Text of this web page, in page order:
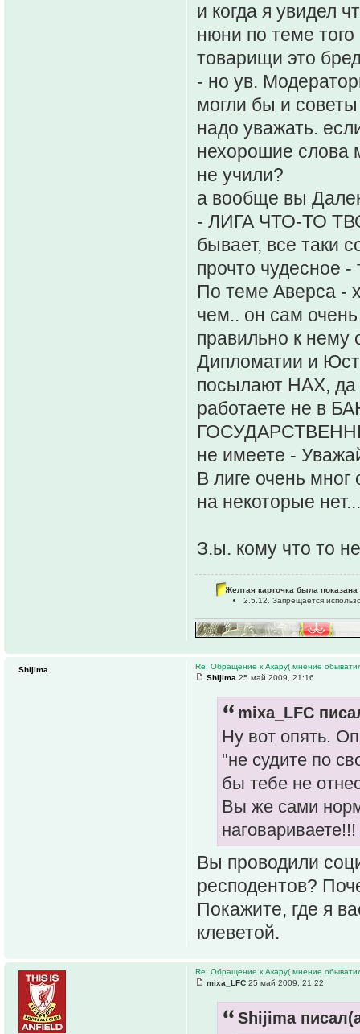
и когда я увидел
нюни по теме
товарищи это
- но ув.
могли бы и
надо уважать.
нехорошие слова
не учили?
а вообще вы
- ЛИГА ЧТО-ТО
бывает, все таки
прочто чудесное
По теме Аверса -
чем.. он сам очень
правильно к нему
Дипломатии и
посылают НАХ, да
работаете не в
не имеете -
В лиге очень
на некоторые
З.ы. кому что то
Желтая карточка была показана
2.5.12. Запрещается
Re: Обращение к Акару( мнение
Shijima 25 май 2009, 21:16
mixa_LFC
Ну вот опять.
"не судите по
бы тебе не
Вы же сами
наговариваете!!!
Вы проводили
респодентов?
Покажите, где я
клеветой.
Shijima
Re: Обращение к Акару( мнение
mixa_LFC 25 май 2009, 21:22
Shijima